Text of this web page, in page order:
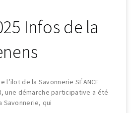
Infos de la
l’ilot de la Savonnerie SÉANCE
une démarche participative a été
Savonnerie, qui